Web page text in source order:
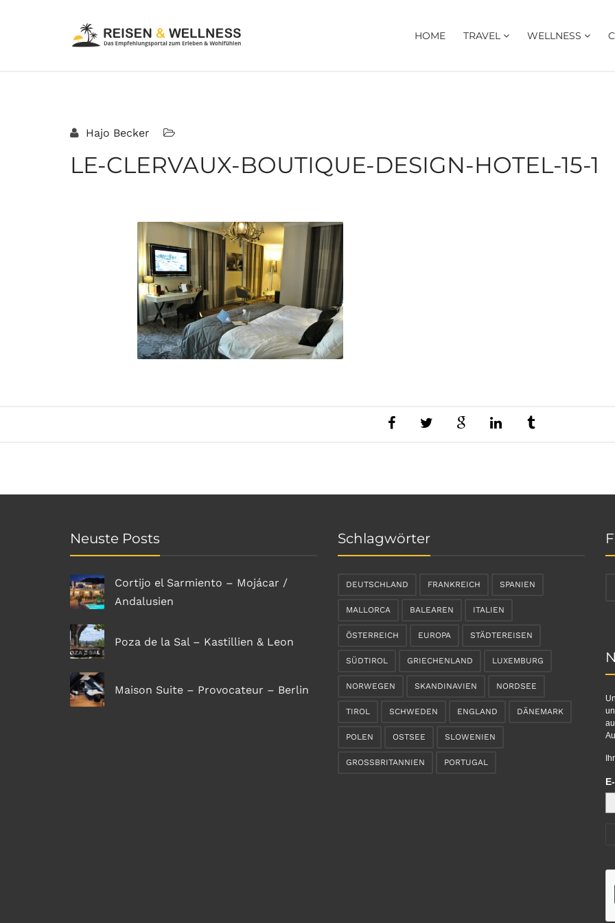
HOME TRAVEL WELLNESS
Hajo Becker
LE-CLERVAUX-BOUTIQUE-DESIGN-HOTEL-15-1
Neuste Posts
Cortijo el Sarmiento – Mojácar /
Andalusien
Poza de la Sal – Kastillien & Leon
Maison Suite – Provocateur – Berlin
Schlagwörter
DEUTSCHLAND FRANKREICH SPANIEN
MALLORCA BALEAREN ITALIEN
ÖSTERREICH EUROPA STÄDTEREISEN
SÜDTIROL GRIECHENLAND LUXEMBURG
NORWEGEN SKANDINAVIEN NORDSEE
TIROL SCHWEDEN ENGLAND DÄNEMARK
POLEN OSTSEE SLOWENIEN
GROSSBRITANNIEN PORTUGAL